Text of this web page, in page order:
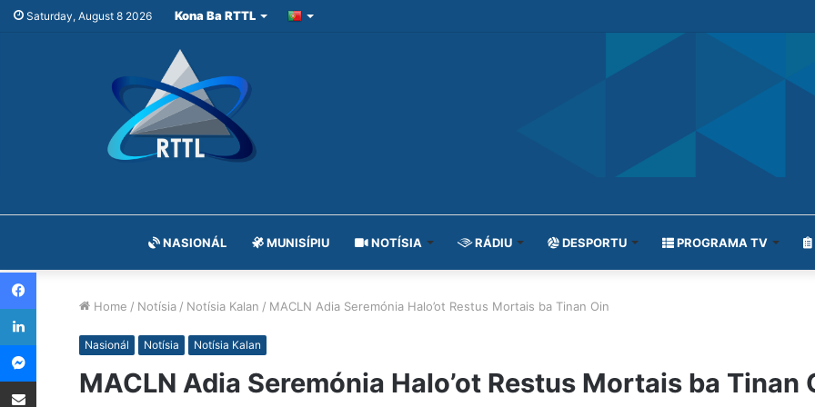
Saturday, August 8 2026 Kona Ba RTTL
NASIONÁL MUNISÍPIU NOTÍSIA RÁDIU DESPORTU PROGRAMA TV
Home / Notísia / Notísia Kalan / MACLN Adia Seremónia Halo’ot Restus Mortais ba Tinan Oin
Nasionál Notísia Notísia Kalan
MACLN Adia Seremónia Halo’ot Restus Mortais ba Tinan
Facebook
LinkedIn
Messenger